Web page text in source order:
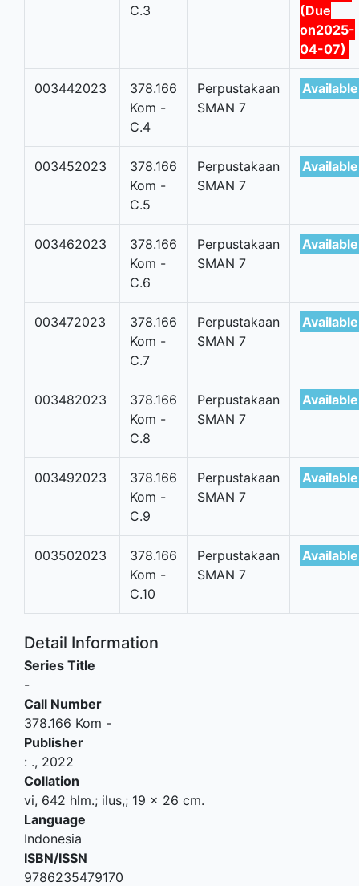
C.3
(Due
on2025-
04-07)
003442023
378.166
Kom -
C.4
Perpustakaan
SMAN 7
Available
003452023
378.166
Kom -
C.5
Perpustakaan
SMAN 7
Available
003462023
378.166
Kom -
C.6
Perpustakaan
SMAN 7
Available
003472023
378.166
Kom -
C.7
Perpustakaan
SMAN 7
Available
003482023
378.166
Kom -
C.8
Perpustakaan
SMAN 7
Available
003492023
378.166
Kom -
C.9
Perpustakaan
SMAN 7
Available
003502023
378.166
Kom -
C.10
Perpustakaan
SMAN 7
Available
Detail Information
Series Title
-
Call Number
378.166 Kom -
Publisher
: ., 2022
Collation
vi, 642 hlm.; ilus,; 19 x 26 cm.
Language
Indonesia
ISBN/ISSN
9786235479170